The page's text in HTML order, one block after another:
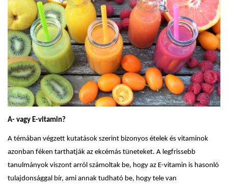
A- vagy E-vitamin?
A témában végzett kutatások szerint bizonyos ételek és vitaminok
azonban féken tarthatják az ekcémás tüneteket. A legfrissebb
tanulmányok viszont arról számoltak be, hogy az E-vitamin is hasonló
tulajdonsággal bír, ami annak tudható be, hogy tele van